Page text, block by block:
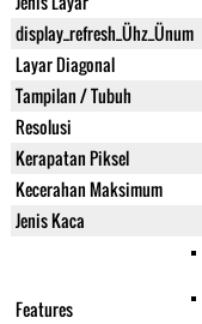
display_refresh_Ühz_Ünum
Layar Diagonal
Tampilan / Tubuh
Resolusi
Kerapatan Piksel
Kecerahan Maksimum
Jenis Kaca
Features